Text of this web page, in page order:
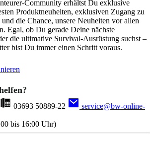
Community erhältst Du exklusive
Produktneuheiten, exklusiven Zugang zu
die Chance, unsere Neuheiten vor allen
Egal, ob Du gerade Deine nächste
die ultimative Survival-Ausrüstung suchst –
bist Du immer einen Schritt voraus.
03693 50889-22
service@bw-online-
bis 16:00 Uhr)